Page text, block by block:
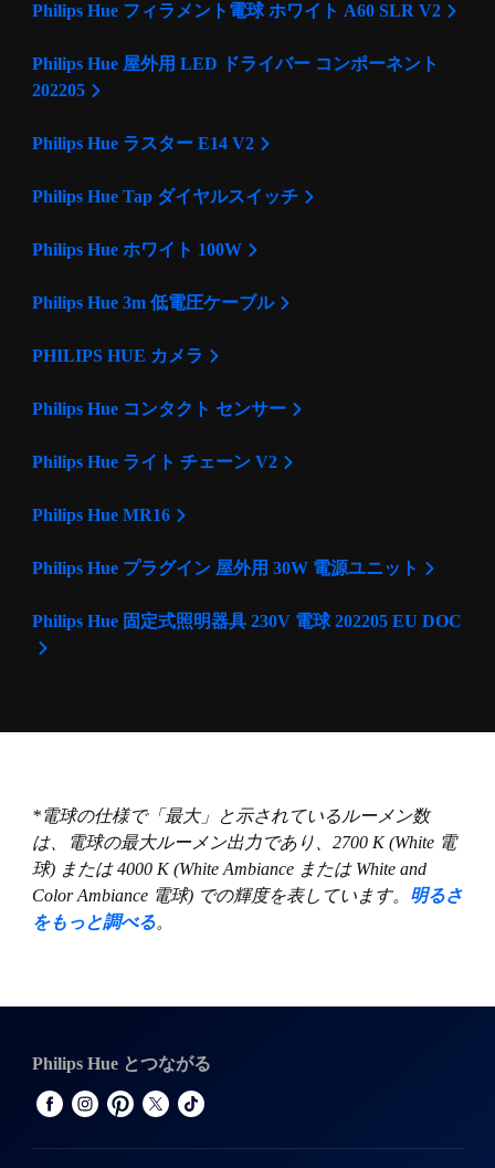
Philips Hue フィラメント電球 ホワイト A60 SLR V2
Philips Hue 屋外用 LED ドライバー コンポーネント
202205
Philips Hue ラスター E14 V2
Philips Hue Tap ダイヤルスイッチ
Philips Hue ホワイト 100W
Philips Hue 3m 低電圧ケーブル
PHILIPS HUE カメラ
Philips Hue コンタクト センサー
Philips Hue ライト チェーン V2
Philips Hue MR16
Philips Hue プラグイン 屋外用 30W 電源ユニット
Philips Hue 固定式照明器具 230V 電球 202205 EU DOC
*電球の仕様で「最大」と示されているルーメン数
は、電球の最大ルーメン出力であり、2700 K (White 電
球) または 4000 K (White Ambiance または White and
Color Ambiance 電球) での輝度を表しています。 明るさ
をもっと調べる。
Philips Hue とつながる